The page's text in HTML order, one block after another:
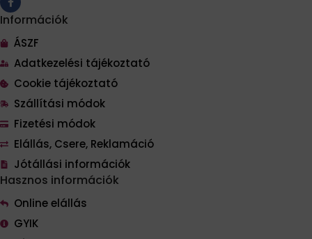
Információk
ÁSZF
Adatkezelési tájékoztató
Cookie tájékoztató
Szállítási módok
Fizetési módok
Elállás, Csere, Reklamáció
Jótállási információk
Hasznos információk
Online elállás
GYIK